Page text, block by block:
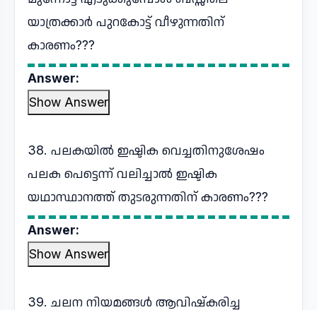
യാത്രക്കാർ പുറകോട്ട് വീഴുന്നതിന്
കാരണം???
Answer:
Show Answer
38. പലകയിൽ ഇഷ്ടിക വെച്ചതിനുശേഷം
പലക പെട്ടെന്ന് വലിച്ചാൽ ഇഷ്ടിക
യഥാസ്ഥാനത്ത് തുടരുന്നതിന് കാരണം???
Answer:
Show Answer
39. ചലന നിയമങ്ങൾ ആവിഷ്കരിച്ച